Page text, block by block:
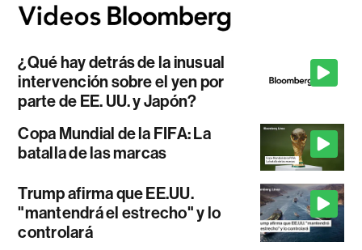
¿Qué hay detrás de la inusual
intervención sobre el yen por
parte de EE. UU. y Japón?
Copa Mundial de la FIFA: La
batalla de las marcas
Trump afirma que EE.UU.
"mantendrá el estrecho" y lo
controlará